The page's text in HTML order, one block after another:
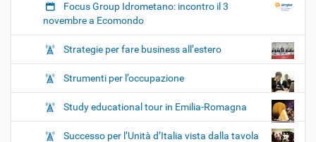
Focus Group Idrometano: incontro il 3
novembre a Ecomondo
Strategie per fare business all’estero
Strumenti per l’occupazione
Study educational tour in Emilia-Romagna
Successo per l’Unità d’Italia vista dalla tavola